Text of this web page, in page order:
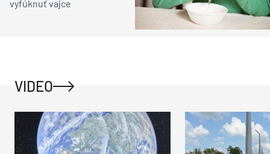
vyfúknuť vajce
VIDEO